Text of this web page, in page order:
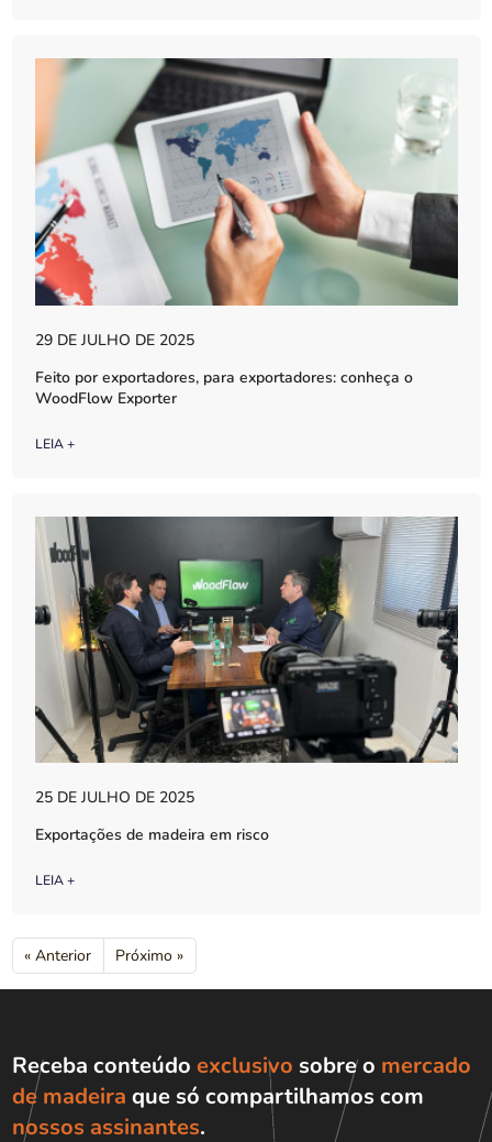
29 DE JULHO DE 2025
Feito por exportadores, para exportadores: conheça o
WoodFlow Exporter
LEIA +
25 DE JULHO DE 2025
Exportações de madeira em risco
LEIA +
« Anterior Próximo »
Receba conteúdo exclusivo sobre o mercado
de madeira que só compartilhamos com
nossos assinantes.